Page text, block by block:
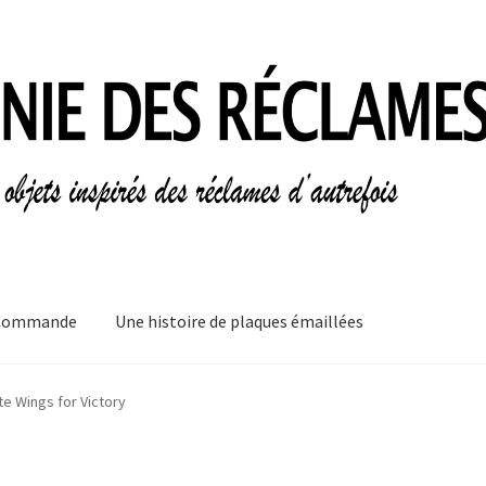
Une histoire de plaques émaillées
Informations légales
Wings for Victory